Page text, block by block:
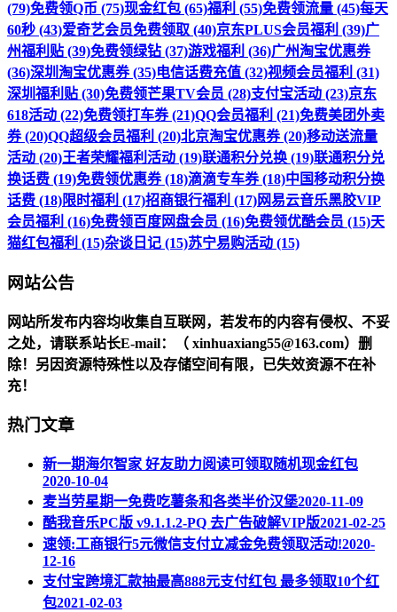
(79)免费领Q币 (75)现金红包 (65)福利 (55)免费领流量 (45)每天
60秒 (43)爱奇艺会员免费领取 (40)京东PLUS会员福利 (39)广
州福利贴 (39)免费领绿钻 (37)游戏福利 (36)广州淘宝优惠券
(36)深圳淘宝优惠券 (35)电信话费充值 (32)视频会员福利 (31)
深圳福利贴 (30)免费领芒果TV会员 (28)支付宝活动 (23)京东
618活动 (22)免费领打车券 (21)QQ会员福利 (21)免费美团外卖
券 (20)QQ超级会员福利 (20)北京淘宝优惠券 (20)移动送流量
活动 (20)王者荣耀福利活动 (19)联通积分兑换 (19)联通积分兑
换话费 (19)免费领优惠券 (18)滴滴专车券 (18)中国移动积分换
话费 (18)限时福利 (17)招商银行福利 (17)网易云音乐黑胶VIP
会员福利 (16)免费领百度网盘会员 (16)免费领优酷会员 (15)天
猫红包福利 (15)杂谈日记 (15)苏宁易购活动 (15)
网站公告
网站所发布内容均收集自互联网，若发布的内容有侵权、不妥
之处，请联系站长E-mail：（ xinhuaxiang55@163.com）删
除！另因资源特殊性以及存储空间有限，已失效资源不在补
充！
热门文章
新一期海尔智家 好友助力阅读可领取随机现金红包
2020-10-04
麦当劳星期一免费吃薯条和各类半价汉堡2020-11-09
酷我音乐PC版 v9.1.1.2-PQ 去广告破解VIP版2021-02-25
速领:工商银行5元微信支付立减金免费领取活动!2020-
12-16
支付宝跨境汇款抽最高888元支付红包 最多领取10个红
包2021-02-03